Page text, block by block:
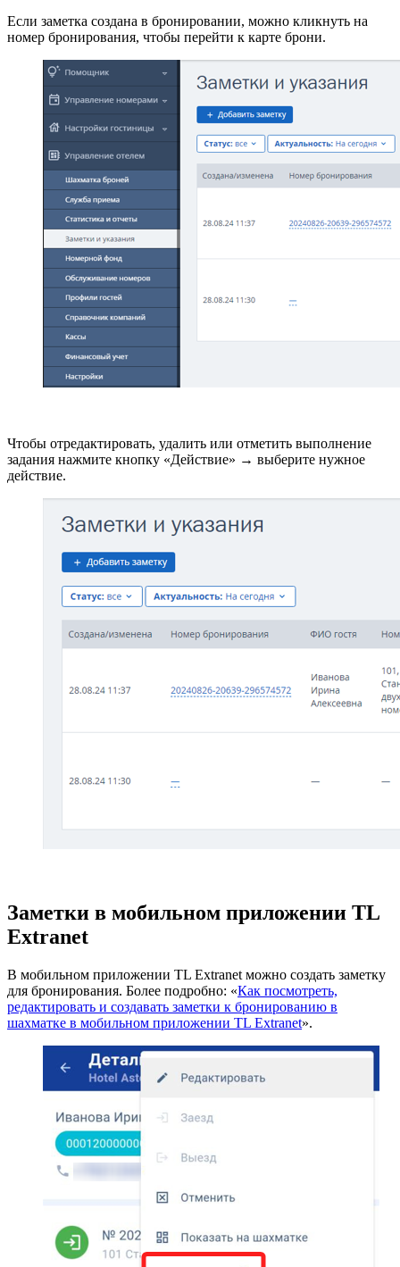
Если заметка создана в бронировании, можно кликнуть на
номер бронирования, чтобы перейти к карте брони.
Чтобы отредактировать, удалить или отметить выполнение
задания нажмите кнопку «Действие» → выберите нужное
действие.
Заметки в мобильном приложении TL
Extranet
В мобильном приложении TL Extranet можно создать заметку
для бронирования. Более подробно: «Как посмотреть,
редактировать и создавать заметки к бронированию в
шахматке в мобильном приложении TL Extranet».